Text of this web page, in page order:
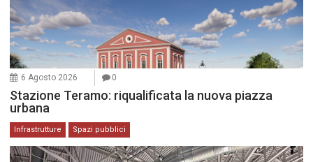
6 Agosto 2026 0
Stazione Teramo: riqualificata la nuova piazza
urbana
Infrastrutture Spazi pubblici